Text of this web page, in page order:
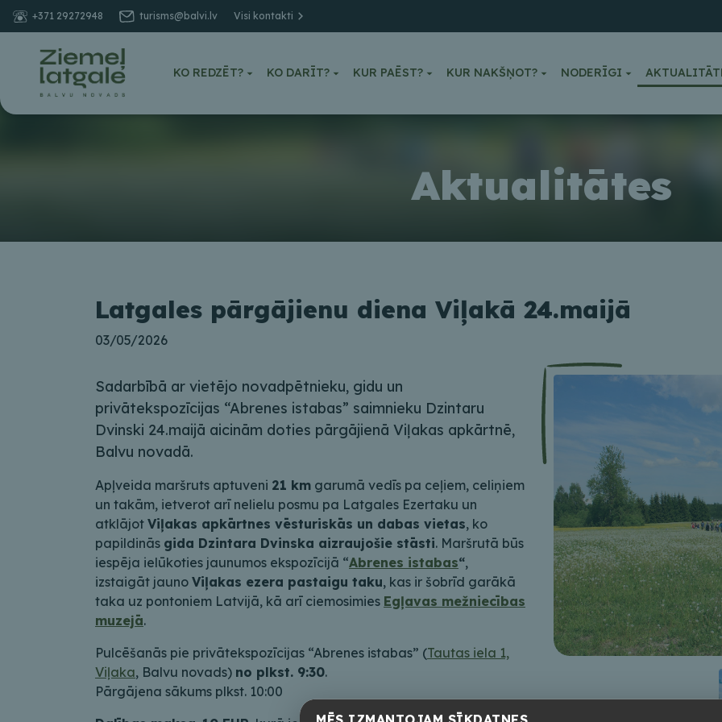
+371 29272948 turisms@balvi.lv Visi kontakti
KO REDZĒT? KO DARĪT? KUR PAĒST? KUR NAKŠŅOT? NODERĪGI
Aktualitātes
Latgales pārgājienu diena Viļakā 24.maijā
03/05/2026
Sadarbībā ar vietējo novadpētnieku, gidu un
privātekspozīcijas “Abrenes istabas” saimnieku Dzintaru
Dvinski 24.maijā aicinām doties pārgājienā Viļakas apkārtnē,
Balvu novadā.
Apļveida maršruts aptuveni 21 km garumā vedīs pa ceļiem, celiņiem
un takām, ietverot arī nelielu posmu pa Latgales Ezertaku un
atklājot Viļakas apkārtnes vēsturiskās un dabas vietas, ko
papildinās gida Dzintara Dvinska aizraujošie stāsti. Maršrutā būs
iespēja ielūkoties jaunumos ekspozīcijā “Abrenes istabas“,
izstaigāt jauno Viļakas ezera pastaigu taku, kas ir šobrīd garākā
taka uz pontoniem Latvijā, kā arī ciemosimies Egļavas mežniecības
muzejā.
Pulcēšanās pie privātekspozīcijas “Abrenes istabas” (Tautas iela 1,
Viļaka, Balvu novads) no plkst. 9:30.
Pārgājena sākums plkst. 10:00
MĒS IZMANTOJAM SĪKDATNES